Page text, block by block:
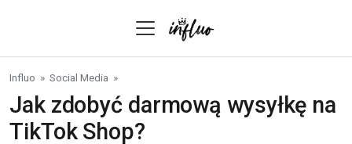
Influo » Social Media »
Jak zdobyć darmową wysyłkę na
TikTok Shop?